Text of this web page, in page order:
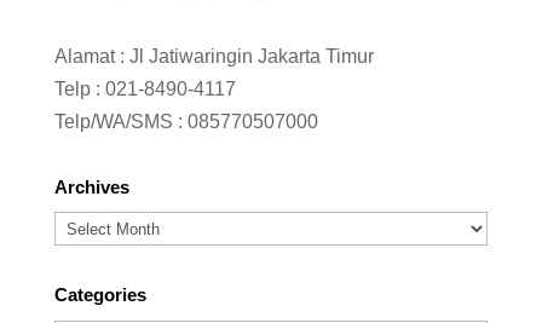
Alamat : Jl Jatiwaringin Jakarta Timur
Telp : 021-8490-4117
Telp/WA/SMS : 085770507000
Archives
Archives
Categories